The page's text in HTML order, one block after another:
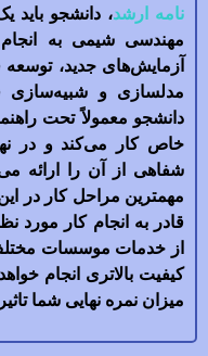
نامه ارشد، دانشجو باید
مهندسی شیمی به انجام
آزمایش‌های جدید، توسعه
مدلسازی و شبیه‌سازی
دانشجو معمولاً تحت
خاص کار می‌کند و در
شفاهی از آن را ارائه
مهمترین مراحل کار در
قادر به انجام کار مورد
از خدمات موسسات
کیفیت بالاتری انجام
میزان نمره نهایی شما